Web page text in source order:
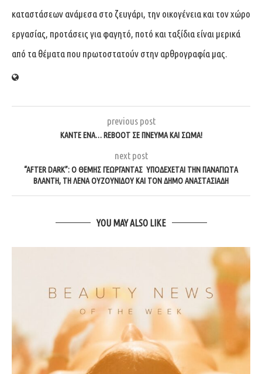
καταστάσεων ανάμεσα στο ζευγάρι, την οικογένεια και τον χώρο
εργασίας, προτάσεις για φαγητό, ποτό και ταξίδια είναι μερικά
από τα θέματα που πρωτοστατούν στην αρθρογραφία μας.
previous post
ΚΆΝΤΕ ΈΝΑ… REBOOT ΣΕ ΠΝΕΎΜΑ ΚΑΙ ΣΏΜΑ!
next post
“AFTER DARK”: Ο ΘΈΜΗΣ ΓΕΩΡΓΑΝΤΆΣ ΥΠΟΔΈΧΕΤΑΙ ΤΗΝ ΠΑΝΑΓΙΏΤΑ
ΒΛΑΝΤΉ, ΤΗ ΛΈΝΑ ΟΥΖΟΥΝΊΔΟΥ ΚΑΙ ΤΟΝ ΔΉΜΟ ΑΝΑΣΤΑΣΙΆΔΗ
YOU MAY ALSO LIKE